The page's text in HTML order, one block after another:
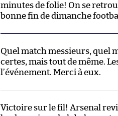
minutes de folie! On se
bonne fin de dimanche
Quel match messieurs, quel
certes, mais tout de même.
l’événement. Merci à eux.
Victoire sur le fil! Arsenal